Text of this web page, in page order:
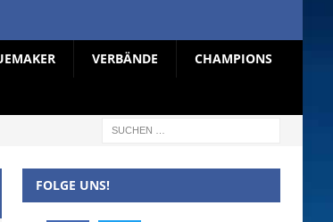
VERBÄNDE CHAMPIONS
FOLGE UNS!